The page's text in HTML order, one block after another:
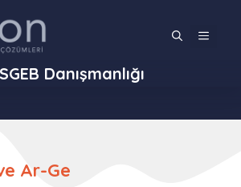
MENÜ
Danışmanlığı
Ar-Ge